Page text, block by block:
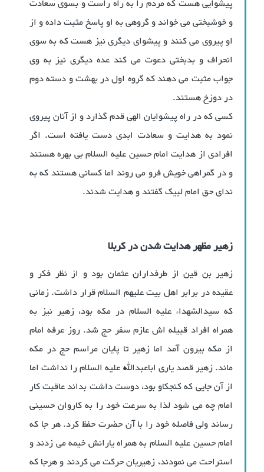
پیشوایی هست که مردم را به راه راست و بسوی سعادت
و خوشبختی می خواند و گروهی به او پاسخ مثبت داده و از
او پیروی می کنند و پیشوای دیگری نیز هست که به سوی
انحراف و بدبختی دعوت می کند عده دیگری نیز به وی
جواب مثبت می دهند که گروه اول در بهشت و دسته دوم
در دوزخ هستند.
کسی که در راه پیشوایان الهی قدم گذارد و از آنان پیروی
نمود به هدایت و سعادت ابدی دست یافته است. اگر
افرادی از هدایت امام حسین علیه السلام بی بهره هستند
و در گمراهی خویش فرو می روند اما کسانی هستند که به
ندای حق امام لبیک گفتند و هدایت شدند.
زهیر مظهر هدایت شدن در کربلا
زهیر بن قین از طرفداران عثمان بود و از نظر فکر و
عقیده در برابر اهل بیت علیهم السلام قرار داشت. زمانی
که سیدالشهداء علیه السلام در مکه بود، زهیر نیز به
همراه افراد قبیله اش عازم سفر حج شد. روز عرفه امام
از مکه بیرون آمد اما زهیر تا پایان مراسم حج در مکه
ماند. زهیر قصد یاری اباعبدالله علیه السلام را نداشت اما
از آن جایی که کنجکاو بود، دوست داشت بداند عاقبت کار
امام چه می شود لذا به سرعت خود را به کاروان حسینی
رساند ولی فاصله خود را با آن حضرت حفظ کرد. هر جا که
امام حسین علیه السلام به همراه یارانش خیمه می زدند و
استراحت می نمودند، زهیریان حرکت می کردند و هرجا که